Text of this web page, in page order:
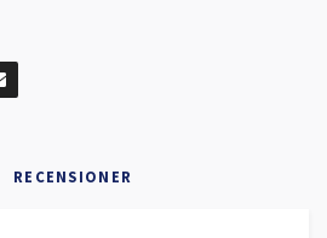
RECENSIONER